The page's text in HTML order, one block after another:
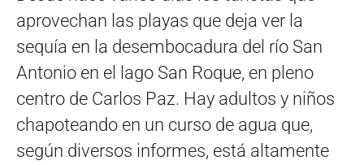
aprovechan las playas que deja ver la
sequía en la desembocadura del río San
Antonio en el lago San Roque, en pleno
centro de Carlos Paz. Hay adultos y niños
chapoteando en un curso de agua que,
según diversos informes, está altamente